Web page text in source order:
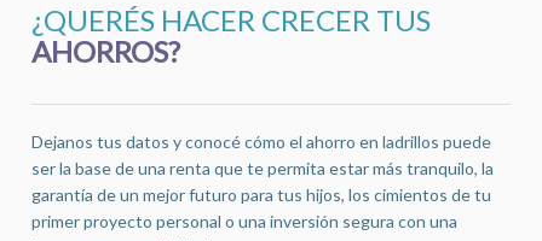
¿QUERÉS HACER CRECER TUS
AHORROS?
Dejanos tus datos y conocé cómo el ahorro en ladrillos puede
ser la base de una renta que te permita estar más tranquilo, la
garantía de un mejor futuro para tus hijos, los cimientos de tu
primer proyecto personal o una inversión segura con una